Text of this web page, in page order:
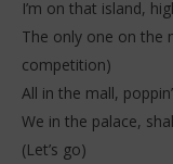
I’m on that island,
The only one on the
competition)
All in the mall,
We in the palace,
(Let’s go)